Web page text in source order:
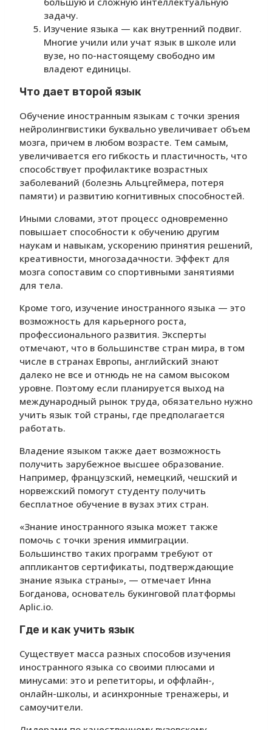
задачу.
Изучение языка — как внутренний подвиг.
Многие учили или учат язык в школе или
вузе, но по-настоящему свободно им
владеют единицы.
Что дает второй язык
Обучение иностранным языкам с точки зрения
нейролингвистики буквально увеличивает объем
мозга, причем в любом возрасте. Тем самым,
увеличивается его гибкость и пластичность, что
способствует профилактике возрастных
заболеваний (болезнь Альцгеймера, потеря
памяти) и развитию когнитивных способностей.
Иными словами, этот процесс одновременно
повышает способности к обучению другим
наукам и навыкам, ускорению принятия решений,
креативности, многозадачности. Эффект для
мозга сопоставим со спортивными занятиями
для тела.
Кроме того, изучение иностранного языка — это
возможность для карьерного роста,
профессионального развития. Эксперты
отмечают, что в большинстве стран мира, в том
числе в странах Европы, английский знают
далеко не все и отнюдь не на самом высоком
уровне. Поэтому если планируется выход на
международный рынок труда, обязательно нужно
учить язык той страны, где предполагается
работать.
Владение языком также дает возможность
получить зарубежное высшее образование.
Например, французский, немецкий, чешский и
норвежский помогут студенту получить
бесплатное обучение в вузах этих стран.
«Знание иностранного языка может также
помочь с точки зрения иммиграции.
Большинство таких программ требуют от
аппликантов сертификаты, подтверждающие
знание языка страны», — отмечает Инна
Богданова, основатель букинговой платформы
Aplic.io.
Где и как учить язык
Существует масса разных способов изучения
иностранного языка со своими плюсами и
минусами: это и репетиторы, и оффлайн-,
онлайн-школы, и асинхронные тренажеры, и
самоучители.